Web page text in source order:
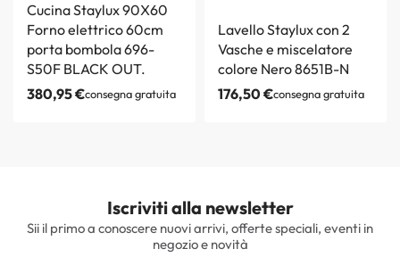
Cucina Staylux 90X60
Forno elettrico 60cm
porta bombola 696-
S50F BLACK OUT.
380,95€consegna gratuita
Lavello Staylux con 2
Vasche e miscelatore
colore Nero 8651B-N
176,50€consegna gratuita
Iscriviti alla newsletter
Sii il primo a conoscere nuovi arrivi, offerte speciali, eventi in
negozio e novità